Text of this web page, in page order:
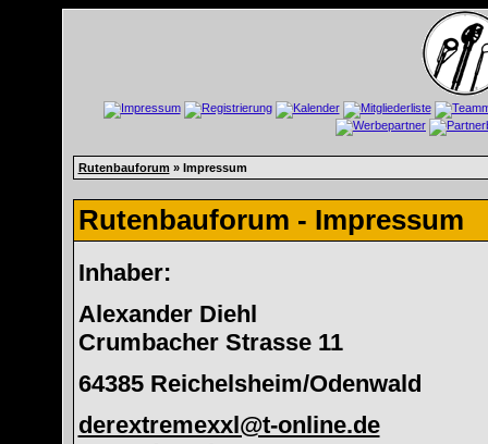
Rutenbauforum » Impressum
Rutenbauforum - Impressum
Inhaber:
Alexander Diehl
Crumbacher Strasse 11
64385 Reichelsheim/Odenwald
derextremexxl@t-online.de